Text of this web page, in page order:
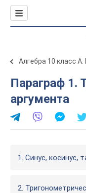
Алгебра 10 класс
Параграф 1. Тригонометрические функции главного
аргумента
1. Синус, косинус,
2.